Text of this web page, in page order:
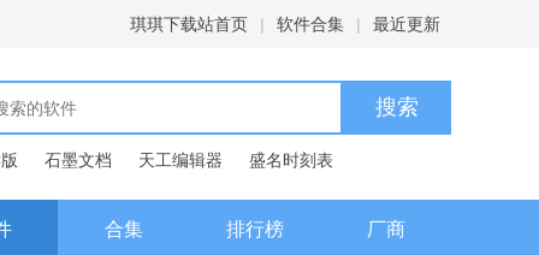
琪琪下载站首页 | 软件合集 | 最近更新
石墨文档 天工编辑器
盛名时刻表
合集 排行榜 厂商